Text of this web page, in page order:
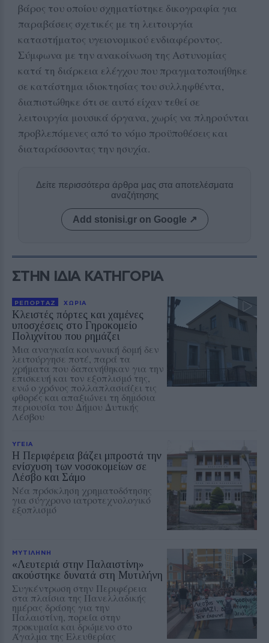
βάρος του οποίου σχηματίστηκε δικογραφία για
παραβάσεις σχετικές με τη λειτουργία
καταστήματος υγειονομικού ενδιαφέροντος.
Σύμφωνα με την ανακοίνωση της Αστυνομίας
κατά τη διάρκεια ελέγχου που πραγματοποιήθηκε
σε κατάστημα ιδιοκτησίας του συλληφθέντα,
διαπιστώθηκε ότι σε αυτό είχαν τεθεί σε
λειτουργία μουσικά όργανα, χωρίς να πληρούνται
προβλεπόμενες από το νόμο προϋποθέσεις και
διαταράσσοντας την ησυχία.
Δείτε περισσότερα άρθρα μας στα αποτελέσματα
αναζήτησης
Add stonisi.gr on Google ↗
ΣΤΗΝ ΙΔΙΑ ΚΑΤΗΓΟΡΙΑ
ΡΕΠΟΡΤΑΖ ΧΩΡΙΑ
Κλειστές πόρτες και χαμένες
υποσχέσεις στο Γηροκομείο
Πολιχνίτου που ρημάζει
Μια αναγκαία κοινωνική δομή δεν
λειτούργησε ποτέ, παρά τα
χρήματα που δαπανήθηκαν για την
επισκευή και τον εξοπλισμό της,
ενώ ο χρόνος πολλαπλασιάζει τις
φθορές και απαξιώνει τη δημόσια
περιουσία του Δήμου Δυτικής
Λέσβου
ΥΓΕΙΑ
Η Περιφέρεια βάζει μπροστά την
ενίσχυση των νοσοκομείων σε
Λέσβο και Σάμο
Νέα πρόσκληση χρηματοδότησης
για σύγχρονο ιατροτεχνολογικό
εξοπλισμό
ΜΥΤΙΛΗΝΗ
«Λευτεριά στην Παλαιστίνη»
ακούστηκε δυνατά στη Μυτιλήνη
Συγκέντρωση στην Περιφέρεια
στα πλαίσια της Πανελλαδικής
ημέρας δράσης για την
Παλαιστίνη, πορεία στην
προκυμαία και δρώμενο στο
Άγαλμα της Ελευθερίας